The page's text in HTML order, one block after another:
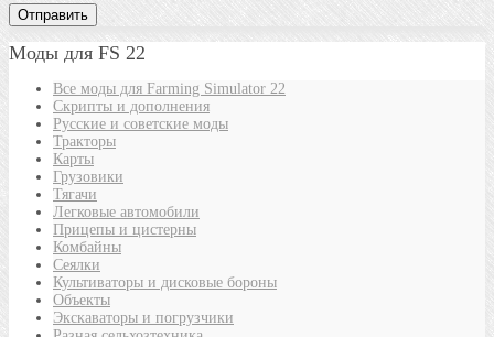
Моды для FS 22
Все моды для Farming Simulator 22
Скрипты и дополнения
Русские и советские моды
Тракторы
Карты
Грузовики
Тягачи
Легковые автомобили
Прицепы и цистерны
Комбайны
Сеялки
Культиваторы и дисковые бороны
Объекты
Экскаваторы и погрузчики